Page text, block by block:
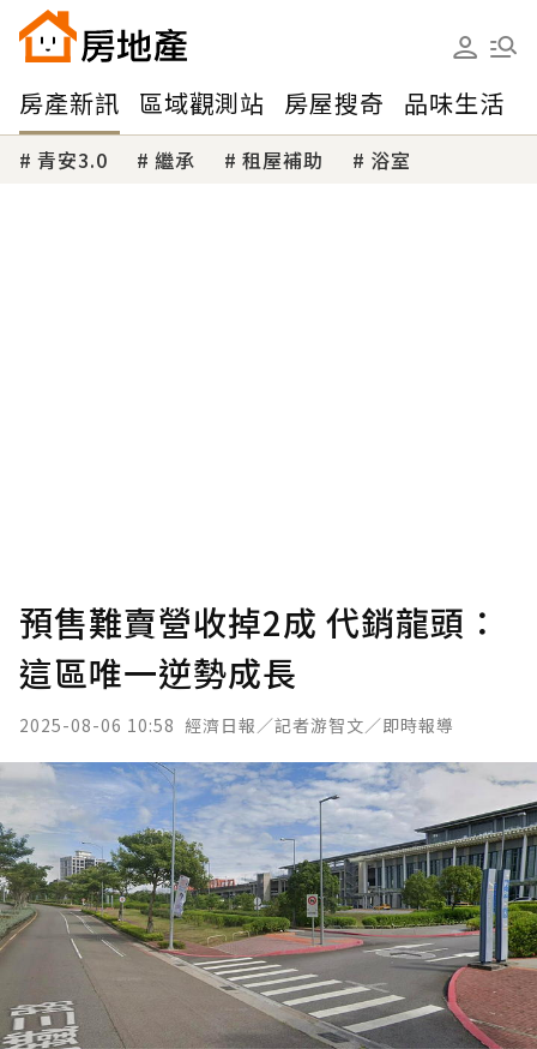
房產新訊 區域觀測站 房屋搜奇 品味生活
青安3.0 繼承 租屋補助 浴室
預售難賣營收掉2成 代銷龍頭：
這區唯一逆勢成長
2025-08-06 10:58 經濟日報／記者游智文／即時報導